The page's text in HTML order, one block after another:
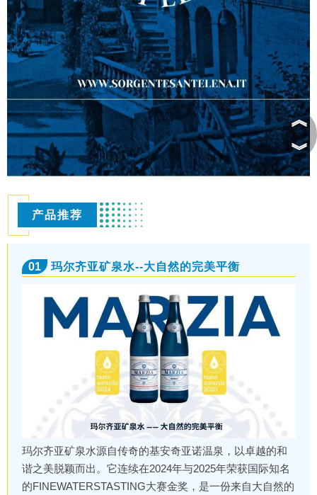
产品推荐
01 玛尔齐亚矿泉水--大自然的完美平衡
玛尔齐亚矿泉水源自传奇的基安奇亚诺温泉，以卓越的和
谐之美脱颖而出。它连续在2024年与2025年荣获国际知名
的FINEWATERSTASTING大赛金奖，是一份来自大自然的
︽
︾